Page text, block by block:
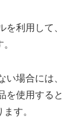
を利用して、
い場合には、
を使用すると
す。